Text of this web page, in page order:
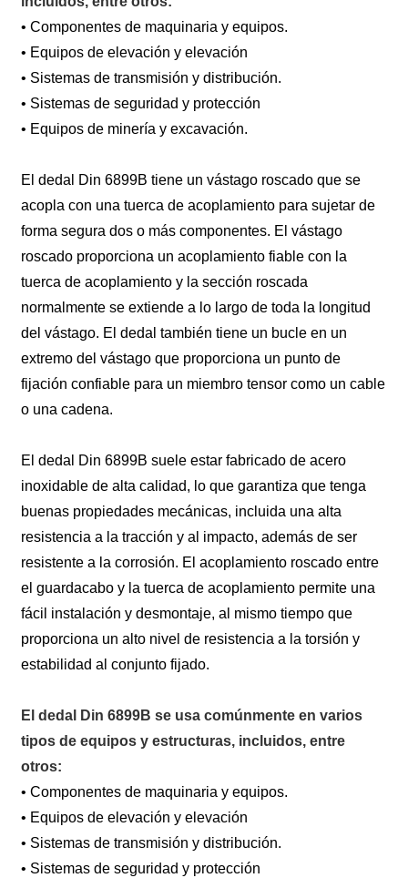
• Componentes de maquinaria y equipos.
• Equipos de elevación y elevación
• Sistemas de transmisión y distribución.
• Sistemas de seguridad y protección
• Equipos de minería y excavación.
El dedal Din 6899B tiene un vástago roscado que se
acopla con una tuerca de acoplamiento para sujetar de
forma segura dos o más componentes. El vástago
roscado proporciona un acoplamiento fiable con la
tuerca de acoplamiento y la sección roscada
normalmente se extiende a lo largo de toda la longitud
del vástago. El dedal también tiene un bucle en un
extremo del vástago que proporciona un punto de
fijación confiable para un miembro tensor como un cable
o una cadena.
El dedal Din 6899B suele estar fabricado de acero
inoxidable de alta calidad, lo que garantiza que tenga
buenas propiedades mecánicas, incluida una alta
resistencia a la tracción y al impacto, además de ser
resistente a la corrosión. El acoplamiento roscado entre
el guardacabo y la tuerca de acoplamiento permite una
fácil instalación y desmontaje, al mismo tiempo que
proporciona un alto nivel de resistencia a la torsión y
estabilidad al conjunto fijado.
El dedal Din 6899B se usa comúnmente en varios
tipos de equipos y estructuras, incluidos, entre
otros:
• Componentes de maquinaria y equipos.
• Equipos de elevación y elevación
• Sistemas de transmisión y distribución.
• Sistemas de seguridad y protección